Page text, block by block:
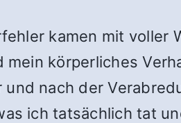
kamen mit voller
körperliches
nach der
ich tatsächlich tat